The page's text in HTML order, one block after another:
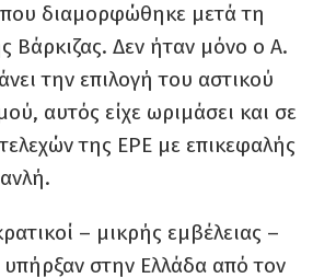
διαμορφώθηκε μετά τη
Βάρκιζας. Δεν ήταν μόνο ο Α.
την επιλογή του αστικού
αυτός είχε ωριμάσει και σε
της ΕΡΕ με επικεφαλής
– μικρής εμβέλειας –
υπήρξαν στην Ελλάδα από τον